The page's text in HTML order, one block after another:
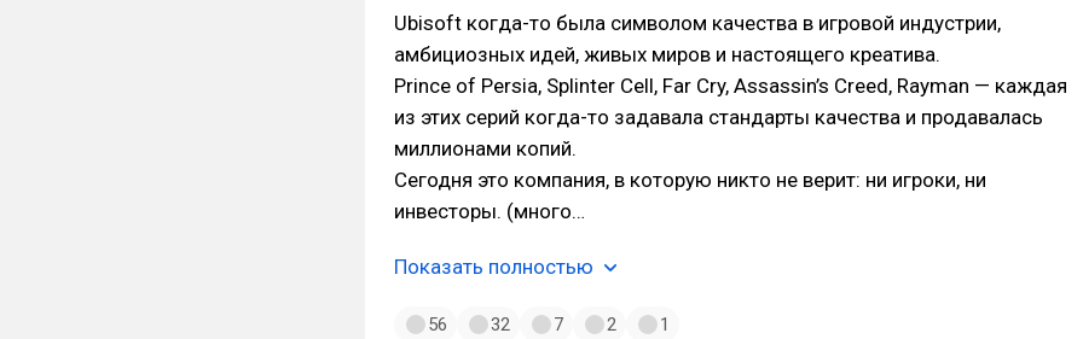
Ubisoft когда-то была символом качества в игровой индустрии,
амбициозных идей, живых миров и настоящего креатива.
Prince of Persia, Splinter Cell, Far Cry, Assassin’s Creed, Rayman — каждая
из этих серий когда-то задавала стандарты качества и продавалась
миллионами копий.
Сегодня это компания, в которую никто не верит: ни игроки, ни
инвесторы. (много…
Показать полностью
56 32 7 2 1